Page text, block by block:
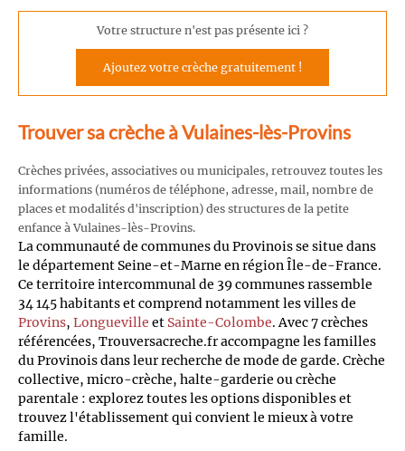
Votre structure n'est pas présente ici ?
Ajoutez votre crèche gratuitement !
Trouver sa crèche à Vulaines-lès-Provins
Crèches privées, associatives ou municipales, retrouvez toutes les
informations (numéros de téléphone, adresse, mail, nombre de
places et modalités d'inscription) des structures de la petite
enfance à Vulaines-lès-Provins.
La communauté de communes du Provinois se situe dans
le département Seine-et-Marne en région Île-de-France.
Ce territoire intercommunal de 39 communes rassemble
34 145 habitants et comprend notamment les villes de
Provins, Longueville et Sainte-Colombe. Avec 7 crèches
référencées, Trouversacreche.fr accompagne les familles
du Provinois dans leur recherche de mode de garde. Crèche
collective, micro-crèche, halte-garderie ou crèche
parentale : explorez toutes les options disponibles et
trouvez l'établissement qui convient le mieux à votre
famille.